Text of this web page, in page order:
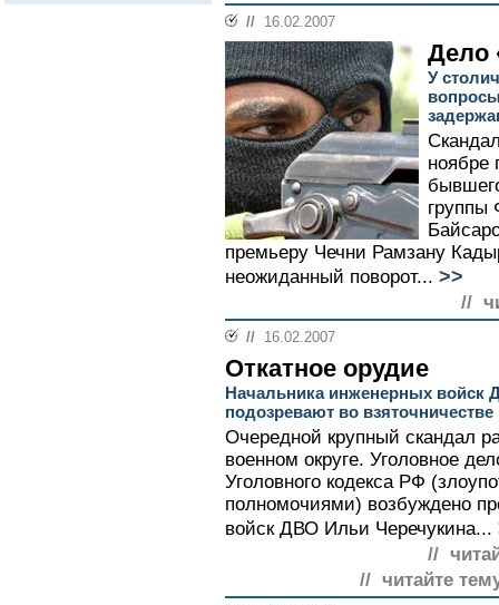
// 16.02.2007
Дело
У
ноябре
группы
премьеру Чечни Рамзану
неожиданный поворот... >>
//
// 16.02.2007
Откатное орудие
Начальника инженерных войск
подозревают во взяточничестве
Очередной крупный скандал
военном округе. Уголовное
Уголовного кодекса РФ
полномочиями) возбуждено
войск ДВО Ильи Черечукина...
//
// читайте